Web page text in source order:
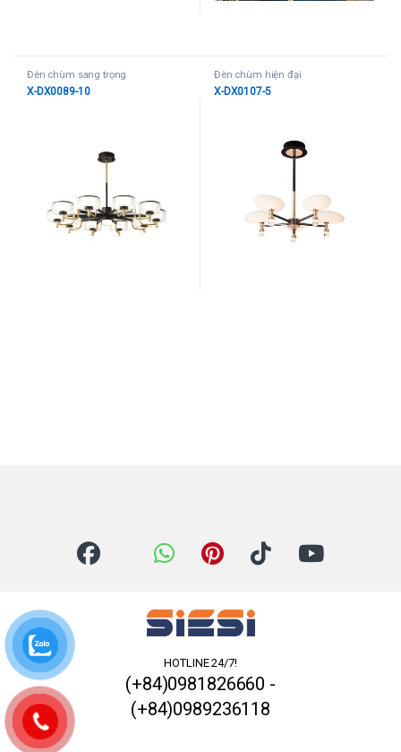
Đèn chùm sang trọng
X-DX0089-10
Đèn chùm hiện đại
X-DX0107-5
HOTLINE 24/7!
(+84)0981826660 -
(+84)0989236118